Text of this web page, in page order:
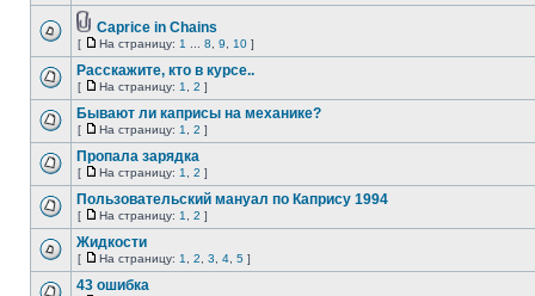
Caprice in Chains
[ На страницу: 1 8 9 10 ]
Расскажите, кто в курсе..
[ На страницу: 1 2 ]
Бывают ли каприсы на механике?
[ На страницу: 1 2 ]
Пропала зарядка
[ На страницу: 1 2 ]
Пользовательский мануал по Капрису 1994
[ На страницу: 1 2 ]
Жидкости
[ На страницу: 1 2 3 4 5 ]
43 ошибка